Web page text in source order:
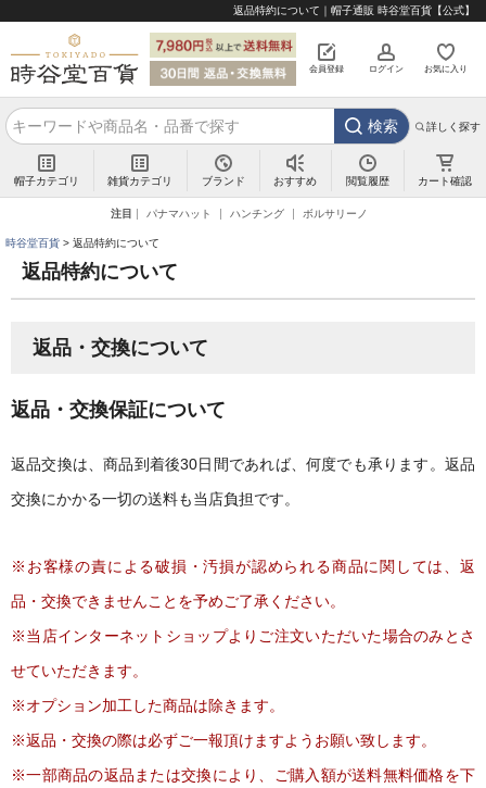
返品特約について｜帽子通販 時谷堂百貨【公式】
会員登録 ログイン お気に入り
検索 詳しく探す
帽子カテゴリ 雑貨カテゴリ ブランド おすすめ 閲覧履歴 カート確認
注目 パナマハット ハンチング ボルサリーノ
時谷堂百貨 返品特約について
返品特約について
返品・交換について
返品・交換保証について
返品交換は、商品到着後30日間であれば、何度でも承ります。返品
交換にかかる一切の送料も当店負担です。
※お客様の責による破損・汚損が認められる商品に関しては、返
品・交換できませんことを予めご了承ください。
※当店インターネットショップよりご注文いただいた場合のみとさ
せていただきます。
※オプション加工した商品は除きます。
※返品・交換の際は必ずご一報頂けますようお願い致します。
※一部商品の返品または交換により、ご購入額が送料無料価格を下